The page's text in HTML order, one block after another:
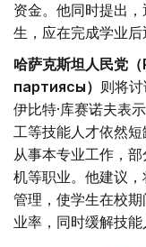
资金。他同时提出
生，应在完成学业后
哈萨克斯坦人民党
партиясы） 则将
伊比特·库赛诺夫表
工等技能人才依然
从事本专业工作，
机等职业。他建议
管理，使学生在校
业率，同时缓解技能